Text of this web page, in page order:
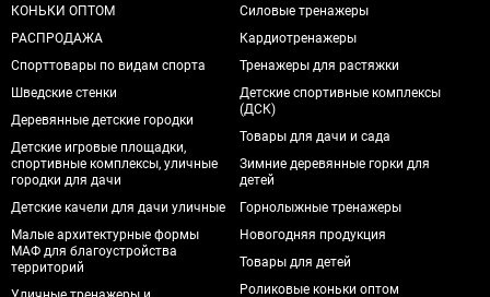
КОНЬКИ ОПТОМ
РАСПРОДАЖА
Спорттовары по видам спорта
Шведские стенки
Деревянные детские городки
Детские игровые площадки,
спортивные комплексы, уличные
городки для дачи
Детские качели для дачи уличные
Малые архитектурные формы
МАФ для благоустройства
территорий
Силовые тренажеры
Кардиотренажеры
Тренажеры для растяжки
Детские спортивные комплексы
(ДСК)
Товары для дачи и сада
Зимние деревянные горки для
детей
Горнолыжные тренажеры
Новогодняя продукция
Товары для детей
Роликовые коньки оптом